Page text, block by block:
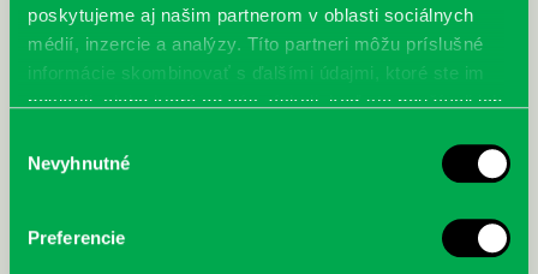
poskytujeme aj našim partnerom v oblasti sociálnych
médií, inzercie a analýzy. Títo partneri môžu príslušné
informácie skombinovať s ďalšími údajmi, ktoré ste im
poskytli, alebo ktoré od vás získali, keď ste používali ich
súhlasu
Nevyhnutné
Preferencie
McGrath, Andy: Tadej Pogačar:
nezastaviteľný